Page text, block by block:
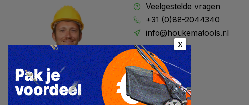
Veelgestelde vragen
+31 (0)88-2044340
info@houkematools.nl
X